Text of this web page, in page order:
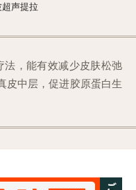
声提拉
，能有效减少皮肤松弛
皮中层，促进胶原蛋白生